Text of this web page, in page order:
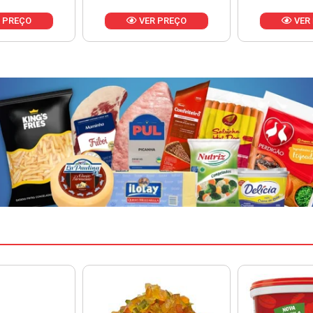
PREÇO VER PREÇO VER